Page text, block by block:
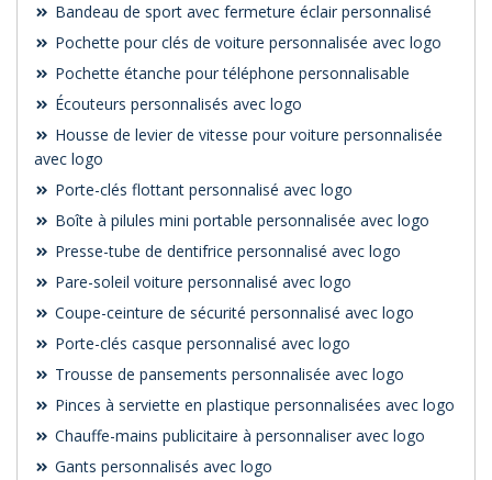
Bandeau de sport avec fermeture éclair personnalisé
Pochette pour clés de voiture personnalisée avec logo
Pochette étanche pour téléphone personnalisable
Écouteurs personnalisés avec logo
Housse de levier de vitesse pour voiture personnalisée
avec logo
Porte-clés flottant personnalisé avec logo
Boîte à pilules mini portable personnalisée avec logo
Presse-tube de dentifrice personnalisé avec logo
Pare-soleil voiture personnalisé avec logo
Coupe-ceinture de sécurité personnalisé avec logo
Porte-clés casque personnalisé avec logo
Trousse de pansements personnalisée avec logo
Pinces à serviette en plastique personnalisées avec logo
Chauffe-mains publicitaire à personnaliser avec logo
Gants personnalisés avec logo